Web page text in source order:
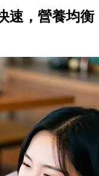
速，營養均衡